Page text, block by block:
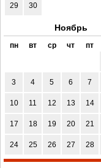
29 30
Ноябрь
пн вт ср чт пт
3 4 5 6 7
10 11 12 13 14
17 18 19 20 21
24 25 26 27 28